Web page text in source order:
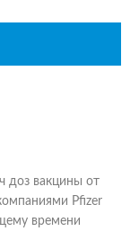
доз вакцины от
Pfizer
времени